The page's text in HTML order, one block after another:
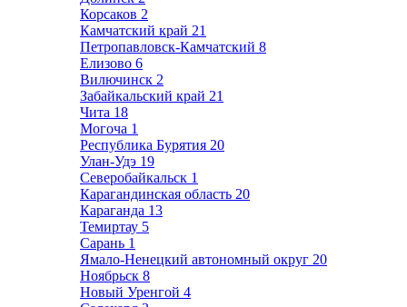
Корсаков 2
Камчатский край 21
Петропавловск-Камчатский 8
Елизово 6
Вилючинск 2
Забайкальский край 21
Чита 18
Могоча 1
Республика Бурятия 20
Улан-Удэ 19
Северобайкальск 1
Карагандинская область 20
Караганда 13
Темиртау 5
Сарань 1
Ямало-Ненецкий автономный округ 20
Ноябрьск 8
Новый Уренгой 4